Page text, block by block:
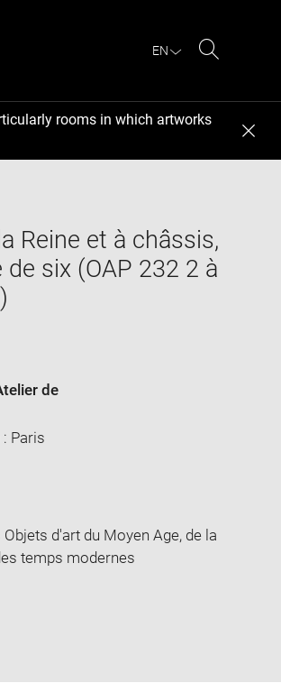
EN
rooms in which artworks
Reine et à châssis,
six (OAP 232 2 à
de
Paris
d'art du Moyen Age, de la
temps modernes